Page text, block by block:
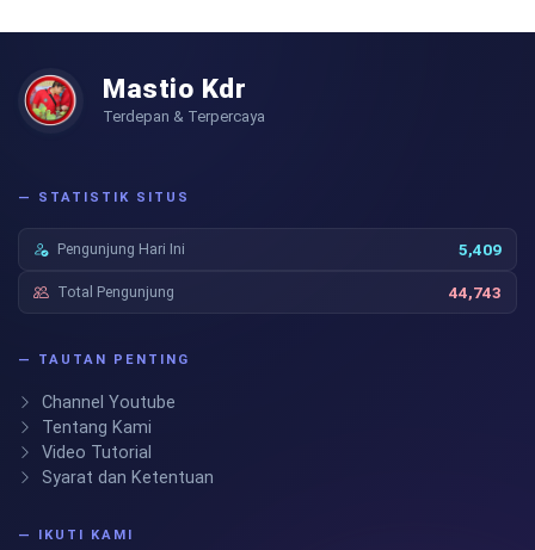
Mastio Kdr
Terdepan & Terpercaya
— STATISTIK SITUS
Pengunjung Hari Ini 5,409
Total Pengunjung 44,743
— TAUTAN PENTING
Channel Youtube
Tentang Kami
Video Tutorial
Syarat dan Ketentuan
— IKUTI KAMI